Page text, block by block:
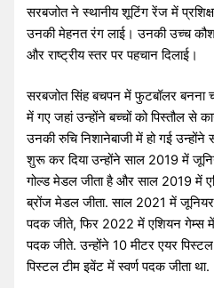
सरबजोत ने स्थानीय शूटिंग रेंज में
उनकी मेहनत रंग लाई। उनकी उच्च
और राष्ट्रीय स्तर पर पहचान दिलाई।
सरबजोत सिंह बचपन में फुटबॉलर बनना
में गए जहां उन्होंने बच्चों को पिस्तौल से
उनकी रुचि निशानेबाजी में हो गई
शुरू कर दिया उन्होंने साल 2019 में
गोल्ड मेडल जीता है और साल 2019 में
ब्रोंज मेडल जीता. साल 2021 में जूनियर
पदक जीते, फिर 2022 में एशियन गेम्स
पदक जीते. उन्होंने 10 मीटर एयर
पिस्टल टीम इवेंट में स्वर्ण पदक जीता था.